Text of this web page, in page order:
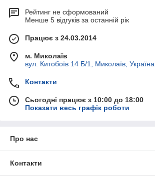
Рейтинг не сформований
Менше 5 відгуків за останній рік
Працює з 24.03.2014
м. Миколаїв
вул. Китобоїв 14 Б/1, Миколаїв, Україна
Контакти
Сьогодні працює з 10:00 до 18:00
Показати весь графік роботи
Про нас
Контакти